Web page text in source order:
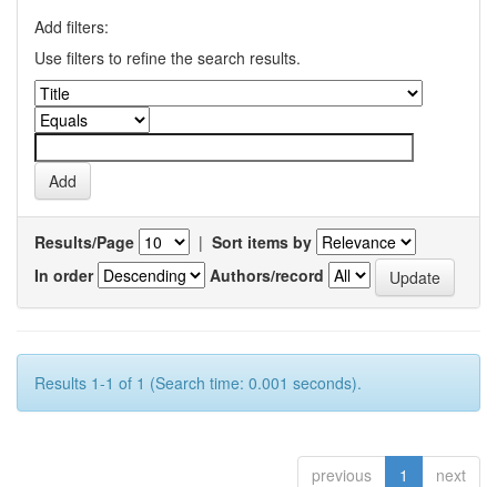
Add filters:
Use filters to refine the search results.
Results/Page | Sort items by
In order
Authors/record
Results 1-1 of 1 (Search time: 0.001 seconds).
previous 1 next